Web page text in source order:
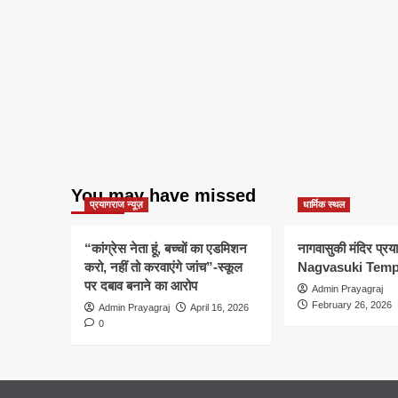
You may have missed
प्रयागराज न्यूज़
“कांग्रेस नेता हूं, बच्चों का एडमिशन
करो, नहीं तो करवाएंगे जांच”-स्कूल
पर दबाव बनाने का आरोप
Admin Prayagraj
April 16, 2026
0
धार्मिक स्थल
नागवासुकी मंदिर
Nagvasuki
Admin Prayagraj
February 26, 2026